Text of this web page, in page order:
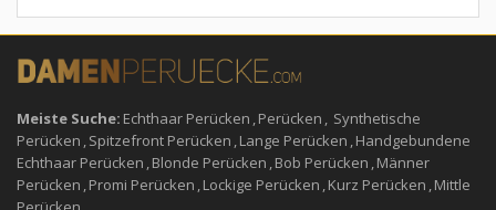
Meiste Suche: Echthaar Perücken ,Perücken , Synthetische
Perücken ,Spitzefront Perücken ,Lange Perücken ,Handgebundene
Echthaar Perücken ,Blonde Perücken ,Bob Perücken ,Männer
Perücken ,Promi Perücken ,Lockige Perücken ,Kurz Perücken ,Mittle